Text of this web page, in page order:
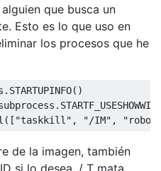
que busca un
Esto es lo que uso en
los procesos que he
. STARTUPINFO()
.
([ "taskkill" , "/IM" ,
de la imagen, también
si lo desea. / T mata